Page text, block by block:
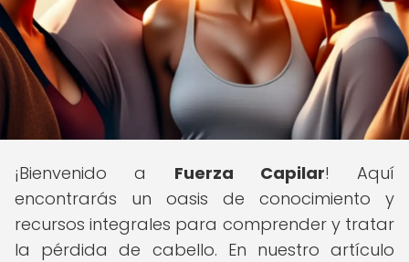
¡Bienvenido a Fuerza Capilar! Aquí
encontrarás un oasis de conocimiento y
recursos integrales para comprender y tratar
la pérdida de cabello. En nuestro artículo